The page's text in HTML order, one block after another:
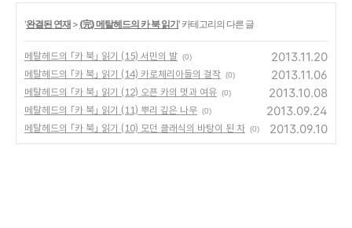
'완결된 연재 > (完) 메탈헤드의 카 북 읽기' 카테고리의 다른 글
메탈헤드의 「카 북」 읽기 (15) 서민의 발 (0) 2013.11.20
메탈헤드의 「카 북」 읽기 (14) 카로체리아들의 걸작 (0) 2013.11.06
메탈헤드의 「카 북」 읽기 (12) 오픈 카의 멋과 여유 (0) 2013.10.08
메탈헤드의 「카 북」 읽기 (11) 뿌리 깊은 나무 (0) 2013.09.24
메탈헤드의 「카 북」 읽기 (10) 모던 클래식의 바탕이 된 차 (0) 2013.09.10